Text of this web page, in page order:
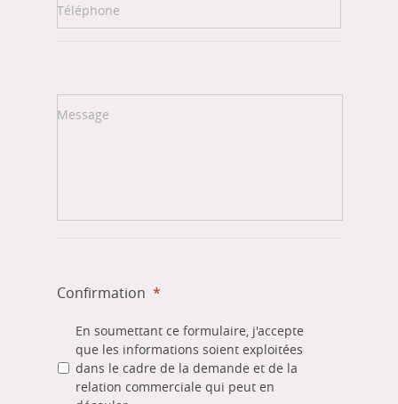
Téléphone
Message
Confirmation *
En soumettant ce formulaire, j'accepte
que les informations soient exploitées
dans le cadre de la demande et de la
relation commerciale qui peut en